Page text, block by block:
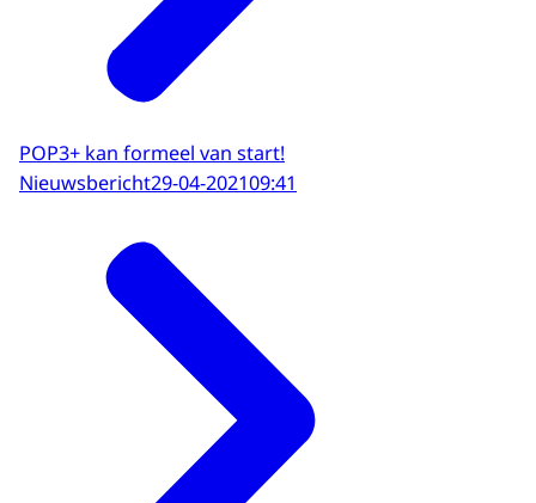
POP3+ kan formeel van start!
Nieuwsbericht29-04-202109:41